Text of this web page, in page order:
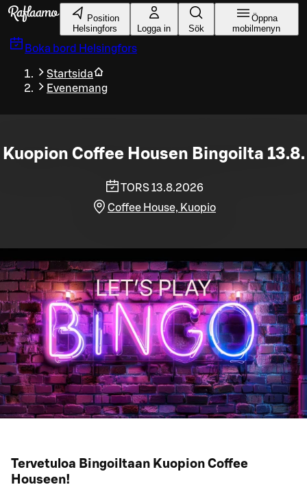
Gå till huvudinnehållet
Position
Helsingfors
Logga in Sök
Öppna
mobilmenyn
Boka bord Helsingfors
Startsida
Evenemang
Kuopion Coffee Housen Bingoilta 13.8.
TORS 13.8.2026
Coffee House, Kuopio
Tervetuloa Bingoiltaan Kuopion Coffee
Houseen!